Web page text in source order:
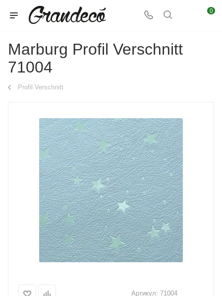
0
Marburg Profil Verschnitt
71004
Profil Verschnitt
Артикул: 71004